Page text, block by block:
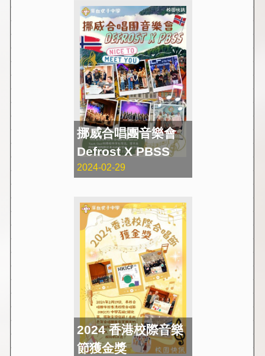
挪威合唱團音樂會
Defrost X PBSS
2024-02-29
2024 香港校際音樂
節獲金獎